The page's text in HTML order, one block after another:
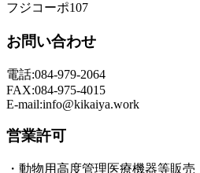
フジコーポ107
お問い合わせ
電話:084-979-2064
FAX:084-975-4015
E-mail:info@kikaiya.work
営業許可
・動物用高度管理医療機器等販